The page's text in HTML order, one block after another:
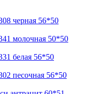
черная 56*50
молочная 50*50
белая 56*50
песочная 56*50